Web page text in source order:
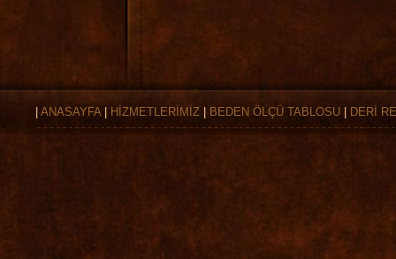
ANASAYFA| HİZMETLERİMİZ| BEDEN ÖLÇÜ TABLOSU| DERİ